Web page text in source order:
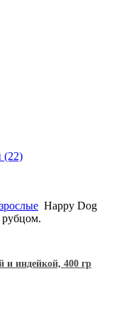
(22)
Happy Dog
рубцом.
и индейкой, 400 гр